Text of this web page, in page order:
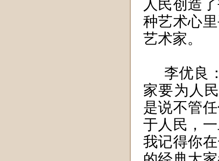
人民创造
种艺术心
艺术家。
李优良
家要为人
是说不管
于人民，
我记得你